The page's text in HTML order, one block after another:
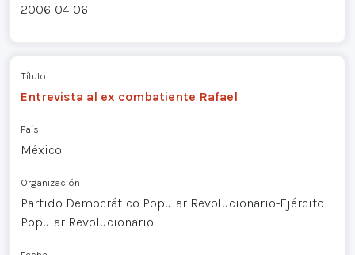
2006-04-06
Título
Entrevista al ex combatiente Rafael
País
México
Organización
Partido Democrático Popular Revolucionario-Ejército
Popular Revolucionario